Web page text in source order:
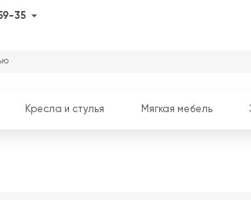
35
Кресла и стулья Мягкая мебель